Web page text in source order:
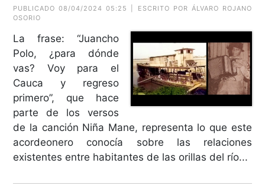
PUBLICADO 08/04/2024 05:25 | ESCRITO POR ÁLVARO ROJANO
OSORIO
La frase: “Juancho
Polo, ¿para dónde
vas? Voy para el
Cauca y regreso
primero”, que hace
parte de los versos
de la canción Niña Mane, representa lo que este
acordeonero conocía sobre las relaciones
existentes entre habitantes de las orillas del río...